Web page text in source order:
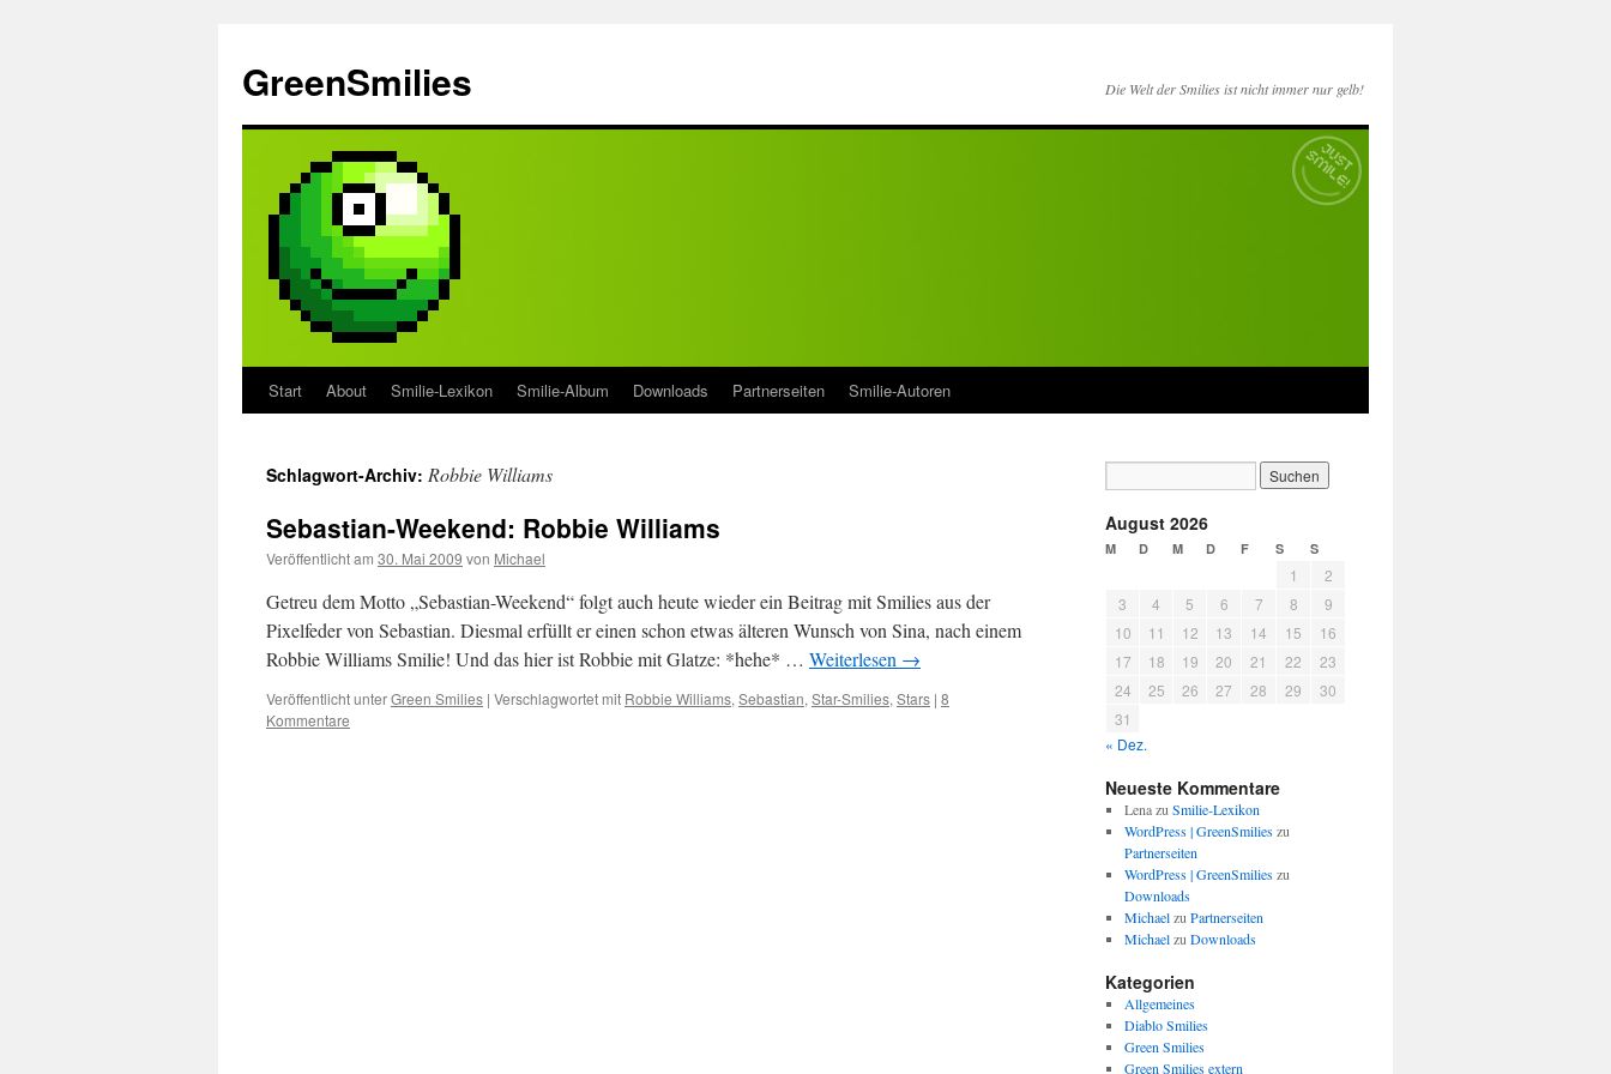
springen
GreenSmilies Die Welt der Smilies ist nicht immer nur gelb!
Start About Smilie-Lexikon Smilie-Album Downloads Partnerseiten Smilie-Autoren
Schlagwort-Archiv: Robbie Williams
Sebastian-Weekend: Robbie Williams
Veröffentlicht am 30. Mai 2009 von Michael
Getreu dem Motto „Sebastian-Weekend“ folgt auch heute wieder ein Beitrag mit Smilies aus der
Pixelfeder von Sebastian. Diesmal erfüllt er einen schon etwas älteren Wunsch von Sina, nach einem
Robbie Williams Smilie! Und das hier ist Robbie mit Glatze: *hehe* … Weiterlesen →
Veröffentlicht unterGreen Smilies | Verschlagwortet mit Robbie Williams, Sebastian, Star-Smilies, Stars | 8
Kommentare
August 2026
M D M D F S S
1
2
3
4 5 6 7 8
9
10
11 12 13 14 15
16
17
18 19 20 21 22
23
24
25 26 27 28 29
30
31
« Dez.
Neueste Kommentare
Lenazu Smilie-Lexikon
WordPress | GreenSmilieszu
Partnerseiten
WordPress | GreenSmilieszu
Downloads
Michaelzu Partnerseiten
Michaelzu Downloads
Kategorien
Allgemeines
Diablo Smilies
Green Smilies
Green Smilies extern